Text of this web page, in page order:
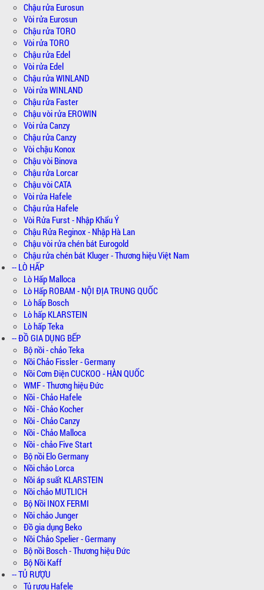
Chậu rửa Eurosun
Vòi rửa Eurosun
Chậu rửa TORO
Vòi rửa TORO
Chậu rửa Edel
Vòi rửa Edel
Chậu rửa WINLAND
Vòi rửa WINLAND
Chậu rửa Faster
Chậu vòi rửa EROWIN
Vòi rửa Canzy
Chậu rửa Canzy
Vòi chậu Konox
Chậu vòi Binova
Chậu rửa Lorcar
Chậu vòi CATA
Vòi rửa Hafele
Chậu rửa Hafele
Vòi Rửa Furst - Nhập Khẩu Ý
Chậu Rửa Reginox - Nhập Hà Lan
Chậu vòi rửa chén bát Eurogold
Chậu rửa chén bát Kluger - Thương hiệu Việt Nam
-- LÒ HẤP
Lò Hấp Malloca
Lò Hấp ROBAM - NỘI ĐỊA TRUNG QUỐC
Lò hấp Bosch
Lò hấp KLARSTEIN
Lò hấp Teka
-- ĐỒ GIA DỤNG BẾP
Bộ nồi - chảo Teka
Nồi Chảo Fissler - Germany
Nồi Cơm Điện CUCKOO - HÀN QUỐC
WMF - Thương hiệu Đức
Nồi - Chảo Hafele
Nồi - Chảo Kocher
Nồi - Chảo Canzy
Nồi - Chảo Malloca
Nồi - chảo Five Start
Bộ nồi Elo Germany
Nồi chảo Lorca
Nồi áp suất KLARSTEIN
Nồi chảo MUTLICH
Bộ Nồi INOX FERMI
Nồi chảo Junger
Đồ gia dụng Beko
Nồi Chảo Spelier - Germany
Bộ nồi Bosch - Thương hiệu Đức
Bộ Nồi Kaff
-- TỦ RƯỢU
Tủ rượu Hafele